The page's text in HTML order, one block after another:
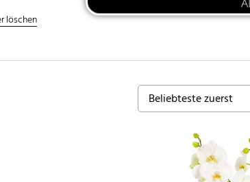
löschen